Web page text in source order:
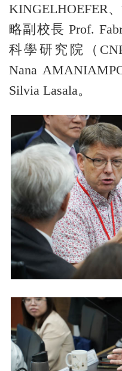
KINGELHOEFER
略副校長 Prof.
科學研究院（
Nana
Silvia Lasala。